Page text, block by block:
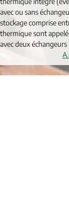
avec ou sans
stockage comprise
thermique sont
avec deux échangeurs